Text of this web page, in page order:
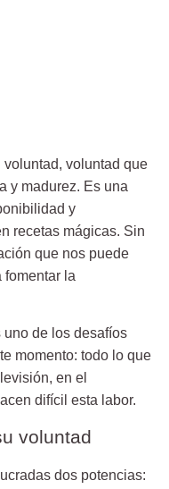
voluntad, voluntad que
y madurez. Es una
y
recetas mágicas. Sin
que nos puede
fomentar la
uno de los desafíos
momento: todo lo que
en el
difícil esta labor.
voluntad
dos potencias: